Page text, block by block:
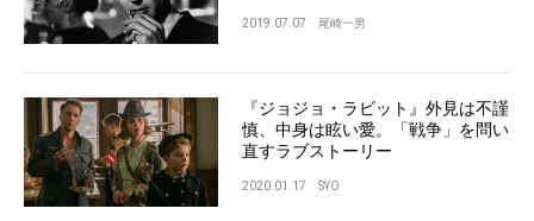
2019.07.07 尾崎一男
『ジョジョ・ラビット』外見は不謹
慎、中身は眩い愛。「戦争」を問い
直すラブストーリー
2020.01.17 SYO